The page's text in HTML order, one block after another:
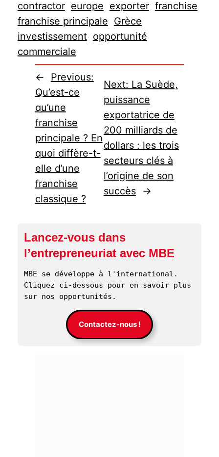
contractor europe exporter franchise
franchise principale Grèce
investissement opportunité
commerciale
←
Previous:
Qu’est-ce
qu’une
franchise
principale ? En
quoi diffère-t-
elle d’une
franchise
classique ?
Next: La Suède,
puissance
exportatrice de
200 milliards de
dollars : les trois
secteurs clés à
l’origine de son
succès
→
Lancez-vous dans
l’entrepreneuriat avec MBE
MBE se développe à l'international.
Cliquez ci-dessous pour en savoir plus
sur nos opportunités.
Contactez-nous !